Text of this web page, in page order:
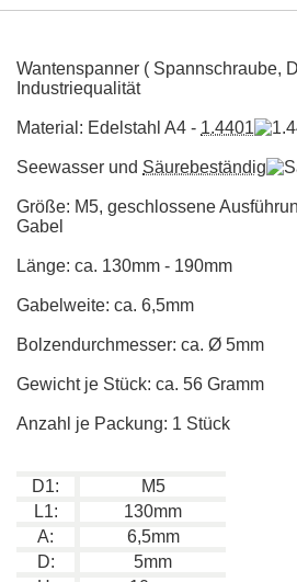
Wantenspanner ( Spannschraube,
Industriequalität
Material: Edelstahl A4 - 1.4401
Seewasser und Säurebeständig
Größe: M5, geschlossene
Gabel
Länge: ca. 130mm - 190mm
Gabelweite: ca. 6,5mm
Bolzendurchmesser: ca. Ø 5mm
Gewicht je Stück: ca. 56 Gramm
Anzahl je Packung: 1 Stück
D1:
M5
L1:
130mm
A:
6,5mm
D:
5mm